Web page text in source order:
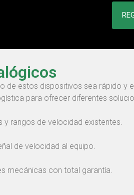
de estos dispositivos sea rápido y
para ofrecer diferentes
rangos de velocidad existentes.
de velocidad al equipo.
mecánicas con total garantía.